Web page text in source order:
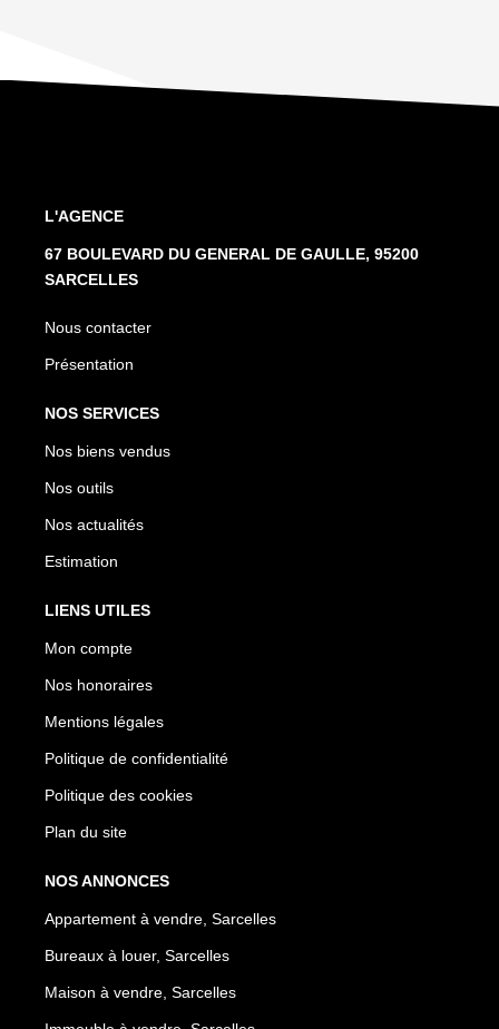
L'AGENCE
67 BOULEVARD DU GENERAL DE GAULLE, 95200
SARCELLES
Nous contacter
Présentation
NOS SERVICES
Nos biens vendus
Nos outils
Nos actualités
Estimation
LIENS UTILES
Mon compte
Nos honoraires
Mentions légales
Politique de confidentialité
Politique des cookies
Plan du site
NOS ANNONCES
Appartement à vendre, Sarcelles
Bureaux à louer, Sarcelles
Maison à vendre, Sarcelles